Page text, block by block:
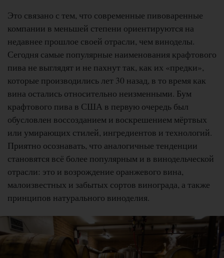
Это связано с тем, что современные пивоваренные
компании в меньшей степени ориентируются на
недавнее прошлое своей отрасли, чем виноделы.
Сегодня самые популярные наименования крафтового
пива не выглядят и не пахнут так, как их «предки»,
которые производились лет 30 назад, в то время как
вина остались относительно неизменными. Бум
крафтового пива в США в первую очередь был
обусловлен воссозданием и воскрешением мёртвых
или умирающих стилей, ингредиентов и технологий.
Приятно осознавать, что аналогичные тенденции
становятся всё более популярным и в винодельческой
отрасли: это и возрождение оранжевого вина,
малоизвестных и забытых сортов винограда, а также
принципов натурального виноделия.